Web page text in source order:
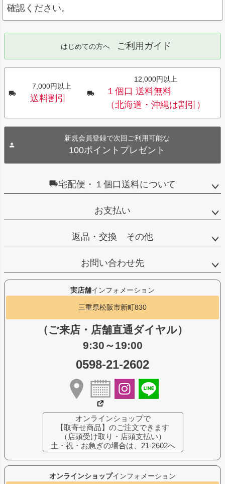
確認ください。
はじめての方へ ご利用ガイド
7,000円以上
送料割引
12,000円以上
１個口 送料無料
（北海道・沖縄は割引）
新規会員登録で次回ご利用可能な
100ポイントプレゼント
宅配便・１個口送料について
お支払い
返品・交換 その他
お問い合わせ先
オンラインショップインフォメーション
実店舗インフォメーション
三重県松阪市新町830
（ご来店・店舗直通ダイヤル）
9:30～19:00
0598-21-2602
オンラインショップで
【取寄せ商品】のご注文できます
（店頭受け取り・店頭支払い）
土・祝・お急ぎの場合は、21-2602へ